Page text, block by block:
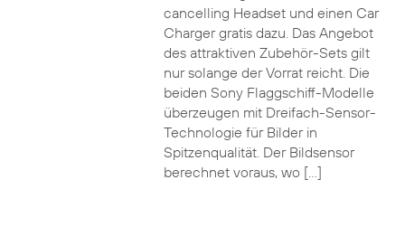
cancelling Headset und einen Car
Charger gratis dazu. Das Angebot
des attraktiven Zubehör-Sets gilt
nur solange der Vorrat reicht. Die
beiden Sony Flaggschiff-Modelle
überzeugen mit Dreifach-Sensor-
Technologie für Bilder in
Spitzenqualität. Der Bildsensor
berechnet voraus, wo […]